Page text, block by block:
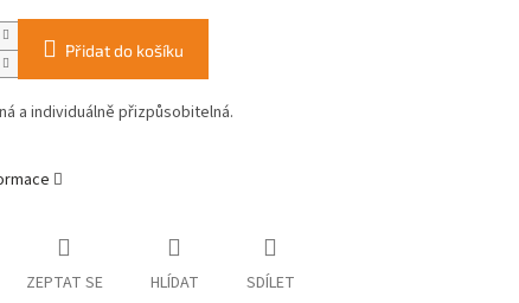
Přidat do košíku
a individuálně přizpůsobitelná.
ZEPTAT SE HLÍDAT SDÍLET